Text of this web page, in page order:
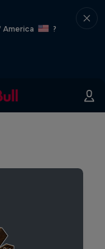
America
?